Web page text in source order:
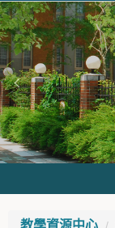
教學資源中心